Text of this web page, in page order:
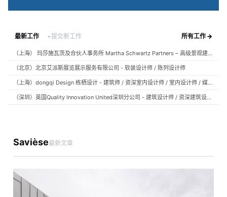
最新工作 +提交新工作 所有工作 →
（上海） 玛莎施瓦茨及合伙人事务所 Martha Schwartz Partners – 高级景观建筑师 Senior Landscape Designer / 景观建筑师 Landscape Designer
（北京）北京艾派斯展览展示服务有限公司 - 软装设计师 / 陈列设计师
（上海）dongqi Design 栋栖设计 - 建筑师 / 资深室内设计师 / 室内设计师 / 媒体及公共关系主管 / 设计实习生（常年招聘）
（深圳）英国Quality Innovation United深圳分公司 - 建筑设计师 / 资深建筑设计师 / 室内设计师 / 设计实习生
Savièse最新文章